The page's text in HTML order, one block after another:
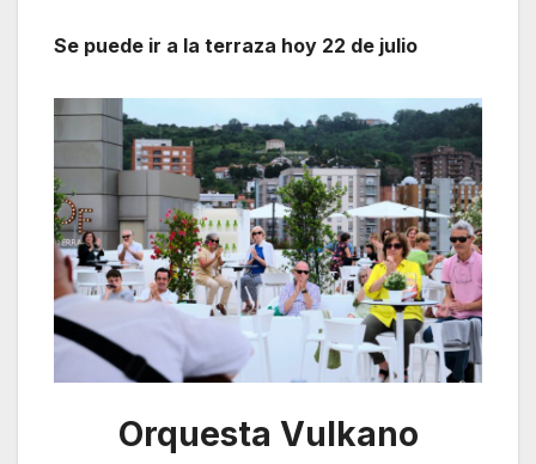
Se puede ir a la terraza hoy 22 de julio
Orquesta Vulkano